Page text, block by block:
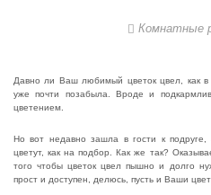
Комнатные
Давно ли Ваш любимый цветок цвел, как
уже почти позабыла. Вроде и
цветением.
Но вот недавно зашла в гости к
цветут, как на подбор. Как же так?
того чтобы цветок цвел пышно и долго
прост и доступен, делюсь, пусть и Ваши